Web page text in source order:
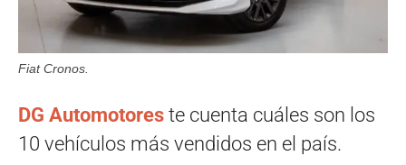
Fiat Cronos.
DG Automotores te cuenta cuáles son los
10 vehículos más vendidos en el país.